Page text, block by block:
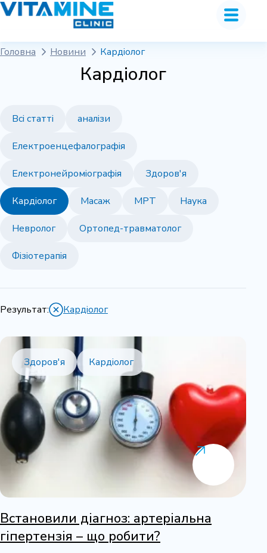
Головна Новини Кардіолог
Кардіолог
Всі статті аналізи
Електроенцефалографія
Електронейроміографія Здоров'я
Кардіолог Масаж МРТ Наука
Невролог Ортопед-травматолог
Фізіотерапія
Результат: Кардіолог
Встановили діагноз: артеріальна
гіпертензія – що робити?
Здоров'я Кардіолог